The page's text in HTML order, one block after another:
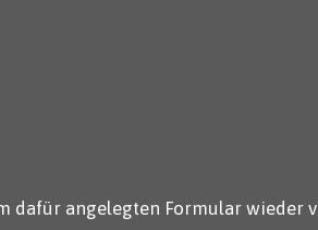
dafür angelegten Formular wieder